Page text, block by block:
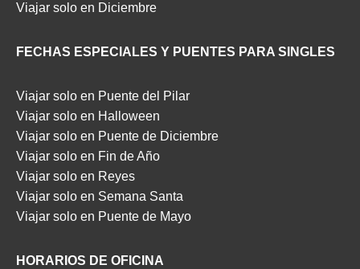
Viajar solo en Diciembre
FECHAS ESPECIALES Y PUENTES PARA SINGLES
Viajar solo en Puente del Pilar
Viajar solo en Halloween
Viajar solo en Puente de Diciembre
Viajar solo en Fin de Año
Viajar solo en Reyes
Viajar solo en Semana Santa
Viajar solo en Puente de Mayo
HORARIOS DE OFICINA